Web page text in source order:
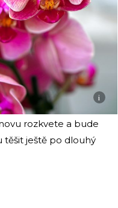
i
rozkvete a bude
těšit ještě po dlouhý